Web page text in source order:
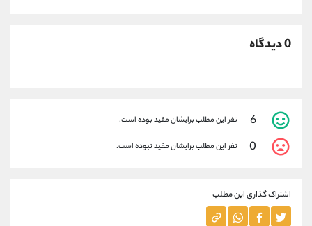
0 دیدگاه
6 نفر این مطلب برایشان مفید بوده است.
0 نفر این مطلب برایشان مفید نبوده است.
اشتراک گذاری این مطلب